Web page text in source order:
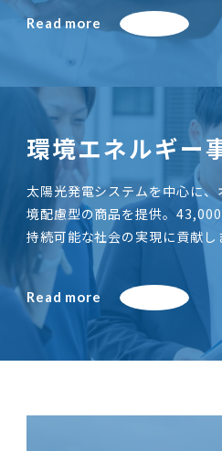
Read more
環境エネルギー
太陽光発電システムを中心に
境配慮型の商品を提供。
持続可能な社会の実現に貢献し
Read more